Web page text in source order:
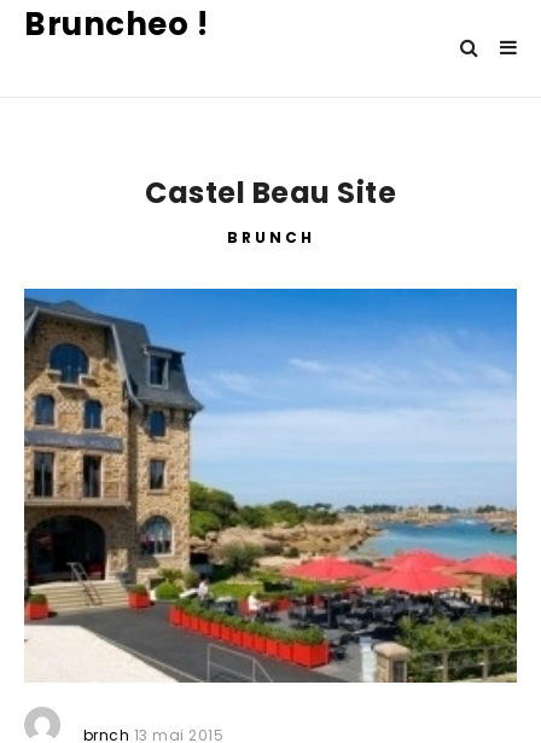
Bruncheo !
Castel Beau Site
BRUNCH
brnch 13 mai 2015